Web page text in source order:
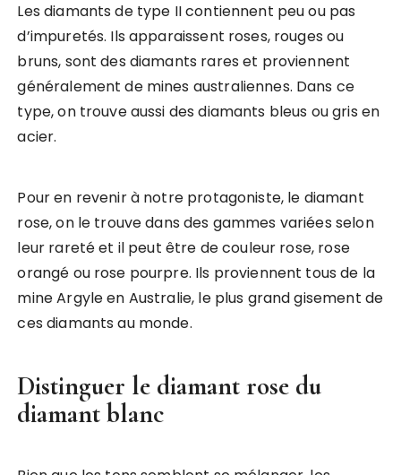
Les diamants de type II contiennent peu ou pas
d’impuretés. Ils apparaissent roses, rouges ou
bruns, sont des diamants rares et proviennent
généralement de mines australiennes. Dans ce
type, on trouve aussi des diamants bleus ou gris en
acier.
Pour en revenir à notre protagoniste, le diamant
rose, on le trouve dans des gammes variées selon
leur rareté et il peut être de couleur rose, rose
orangé ou rose pourpre. Ils proviennent tous de la
mine Argyle en Australie, le plus grand gisement de
ces diamants au monde.
Distinguer le diamant rose du
diamant blanc